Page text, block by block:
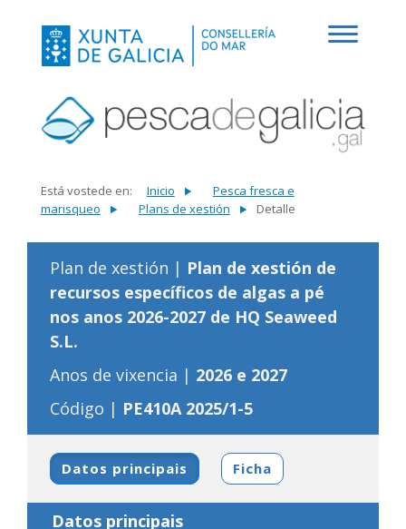
Está vostede en: Inicio
Pesca fresca e
marisqueo
Plans de xestión Detalle
Plan de xestión | Plan de xestión de
recursos específicos de algas a pé
nos anos 2026-2027 de HQ Seaweed
S.L.
Anos de vixencia | 2026 e 2027
Código | PE410A 2025/1-5
Datos principais Ficha
Datos principais